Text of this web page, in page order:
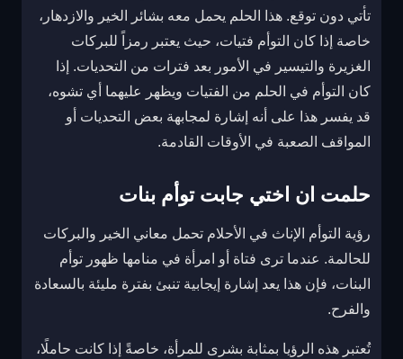
تأتي دون توقع. هذا الحلم يحمل معه بشائر الخير والازدهار،
خاصة إذا كان التوأم فتيات، حيث يعتبر رمزاً للبركات
الغزيرة والتيسير في الأمور بعد فترات من التحديات. إذا
كان التوأم في الحلم من الفتيات ويظهر عليهما أي تشوه،
قد يفسر هذا على أنه إشارة لمجابهة بعض التحديات أو
المواقف الصعبة في الأوقات القادمة.
حلمت ان اختي جابت توأم بنات
رؤية التوأم الإناث في الأحلام تحمل معاني الخير والبركات
للحالمة. عندما ترى فتاة أو امرأة في منامها ظهور توأم
البنات، فإن هذا يعد إشارة إيجابية تنبئ بفترة مليئة بالسعادة
والفرح.
تُعتبر هذه الرؤيا بمثابة بشرى للمرأة، خاصةً إذا كانت حاملًا،